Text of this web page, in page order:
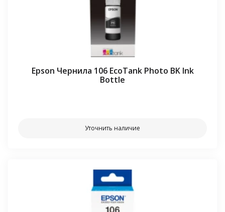
Epson Чернила 106 EcoTank Photo BK Ink
Bottle
Уточнить наличие